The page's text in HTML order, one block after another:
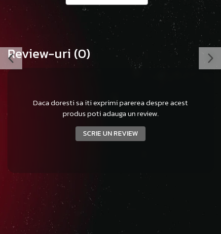
Review-uri (0)
Daca doresti sa iti exprimi parerea despre acest
produs poti adauga un review.
SCRIE UN REVIEW